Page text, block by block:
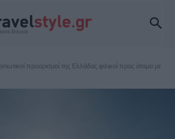
προορισμοί της Ελλάδας φιλικοί προς άτομα με